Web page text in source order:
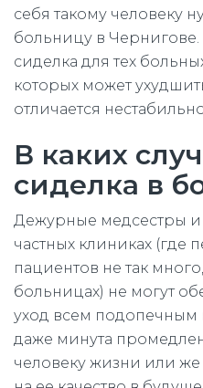
себя такому человеку
больницу в
сиделка для тех
которых может
отличается
В каких
сиделка в
Дежурные медсестры и
частных клиниках (где
пациентов не так
больницах) не могут
уход всем подопечным
даже минута
человеку жизни или